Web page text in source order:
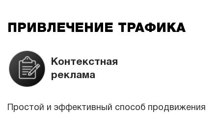
ПРИВЛЕЧЕНИЕ ТРАФИКА
Контекстная
реклама
Простой и эффективный способ продвижения